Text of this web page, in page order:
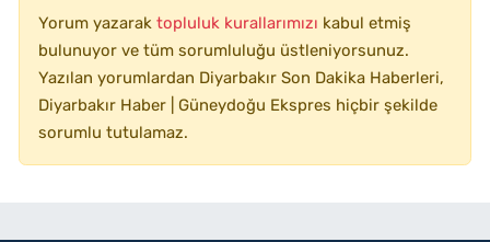
Yorum yazarak topluluk kurallarımızı kabul etmiş
bulunuyor ve tüm sorumluluğu üstleniyorsunuz.
Yazılan yorumlardan Diyarbakır Son Dakika Haberleri,
Diyarbakır Haber | Güneydoğu Ekspres hiçbir şekilde
sorumlu tutulamaz.